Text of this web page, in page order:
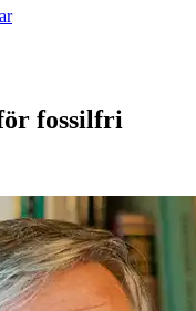
fossilfri